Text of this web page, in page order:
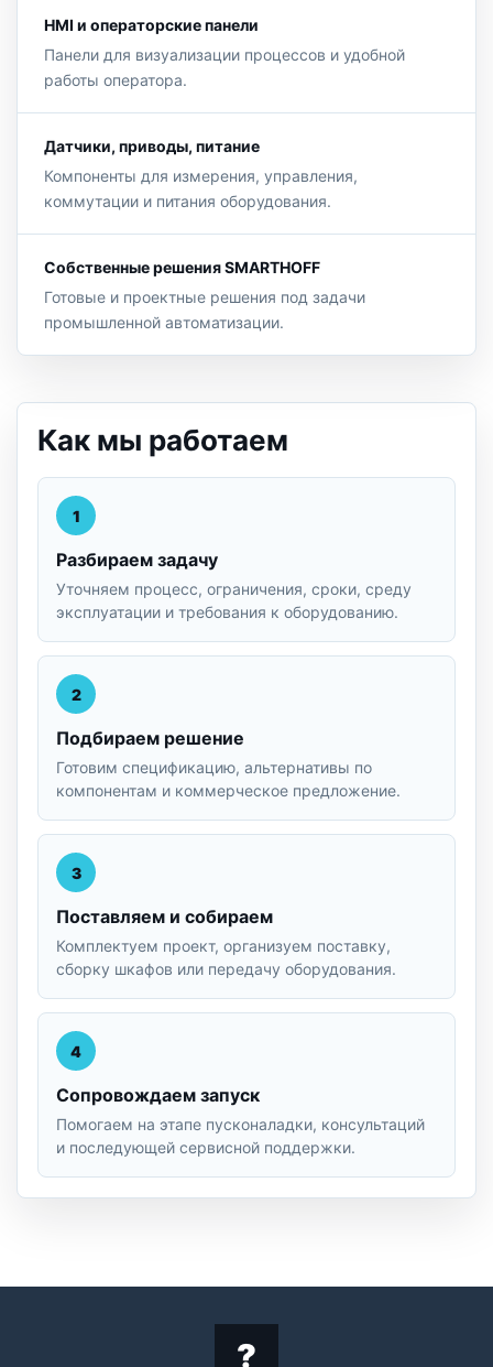
HMI и операторские панели
Панели для визуализации процессов и удобной
работы оператора.
Датчики, приводы, питание
Компоненты для измерения, управления,
коммутации и питания оборудования.
Собственные решения SMARTHOFF
Готовые и проектные решения под задачи
промышленной автоматизации.
Как мы работаем
1
Разбираем задачу
Уточняем процесс, ограничения, сроки, среду
эксплуатации и требования к оборудованию.
2
Подбираем решение
Готовим спецификацию, альтернативы по
компонентам и коммерческое предложение.
3
Поставляем и собираем
Комплектуем проект, организуем поставку,
сборку шкафов или передачу оборудования.
4
Сопровождаем запуск
Помогаем на этапе пусконаладки, консультаций
и последующей сервисной поддержки.